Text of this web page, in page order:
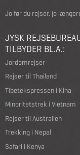
Jo før du rejser, jo
JYSK
TILBYDER BL.A.:
Jordomrejser
Rejser til Thailand
Tibetekspressen i Kina
Minoritetstrek i Vietnam
Rejser til Australien
Trekking i Nepal
Safari i Kenya